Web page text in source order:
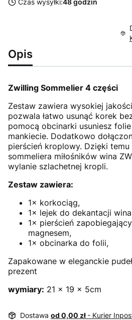
Czas wysyłki:48 godzin
Opis
Zwilling Sommelier 4 części
Zestaw zawiera wysokiej
pozwala łatwo usunąć korek
pomocą obcinarki usuniesz folie
mankiecie. Dodatkowo
pierścień kroplowy. Dzięki
sommeliera miłośników wina
wylanie szlachetnej kropli.
Zestaw zawiera:
1× korkociąg,
1× lejek do dekantacji
1× pierścień
magnesem,
1× obcinarka do folii,
Zapakowane w eleganckie
prezent
wymiary: 21 x 19 x 5cm
Dostawa od 0,00 zł - Kurier